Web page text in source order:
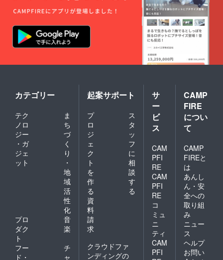
カテゴリー
テク
ノロ
ジー
・ガ
ジェ
ット
ま
ち
づ
く
り
・
地
域
活
性
化
プロ
ダク
ト
音
楽
フー
ド・
チ
ャ
起案サポート
プ
ロ
ジ
ェ
ク
ト
を
作
る
ス
タ
ッ
フ
に
相
談
す
る
資
料
請
求
クラウドファ
ンディングの
サ
ー
ビ
ス
CAM
PFI
RE
CAM
PFI
RE
コ
ミュ
ニ
ティ
CAM
PFI
CAMP
FIRE
につい
て
CAMP
FIREと
は
あんし
ん・安
全への
取り組
み
ニュー
ス
ヘルプ
お問い